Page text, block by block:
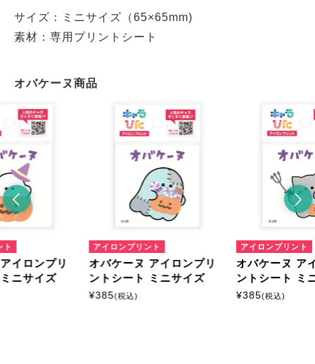
サイズ：ミニサイズ（65×65mm)
素材：専用プリントシート
オバケーヌ商品
ト
イロンプリ
ニサイズ
アイロンプリント
オバケーヌ アイロンプリ
ントシート ミニサイズ
¥385(税込)
アイロンプリント
オバケーヌ ア
ントシート ミ
¥385(税込)